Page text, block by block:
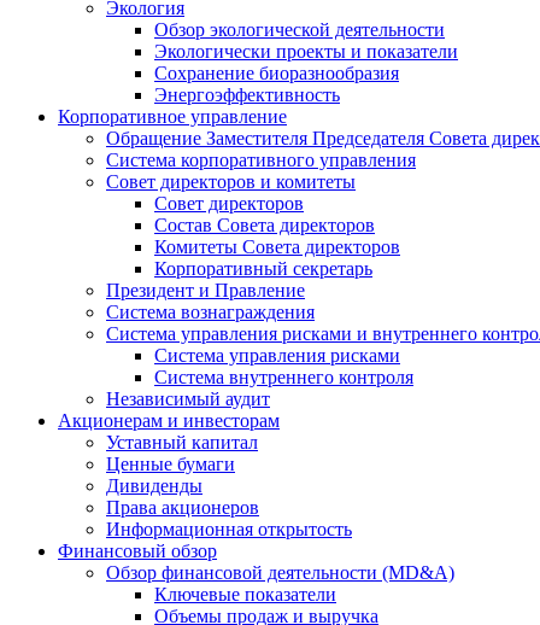
Экология
Обзор экологической деятельности
Экологически проекты и показатели
Сохранение биоразнообразия
Энергоэффективность
Корпоративное управление
Обращение Заместителя Председателя Совета
Система корпоративного управления
Совет директоров и комитеты
Совет директоров
Состав Совета директоров
Комитеты Совета директоров
Корпоративный секретарь
Президент и Правление
Система вознаграждения
Система управления рисками и внутреннего
Система управления рисками
Система внутреннего контроля
Независимый аудит
Акционерам и инвесторам
Уставный капитал
Ценные бумаги
Дивиденды
Права акционеров
Информационная открытость
Финансовый обзор
Обзор финансовой деятельности (MD&A)
Ключевые показатели
Объемы продаж и выручка